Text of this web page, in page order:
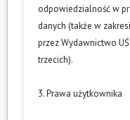
odpowiedzialność w
danych (także w
przez Wydawnictwo
trzecich).
3. Prawa użytkownika